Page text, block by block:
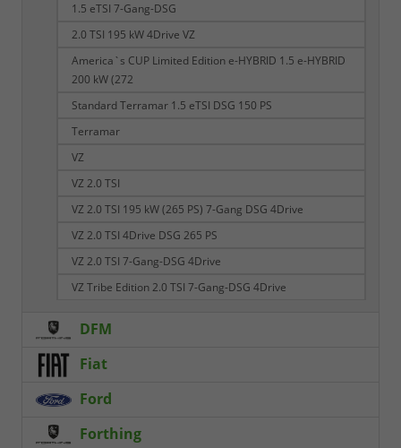
1.5 eTSI 7-Gang-DSG
2.0 TSI 195 kW 4Drive VZ
America`s CUP Limited Edition e-HYBRID 1.5 e-HYBRID
200 kW (272
Standard Terramar 1.5 eTSI DSG 150 PS
Terramar
VZ
VZ 2.0 TSI
VZ 2.0 TSI 195 kW (265 PS) 7-Gang DSG 4Drive
VZ 2.0 TSI 4Drive DSG 265 PS
VZ 2.0 TSI 7-Gang-DSG 4Drive
VZ Tribe Edition 2.0 TSI 7-Gang-DSG 4Drive
DFM
Fiat
Ford
Forthing